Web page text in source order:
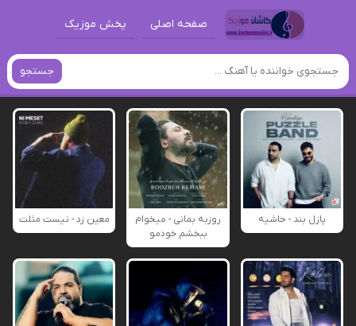
صفحه اصلی پخش موزیک
جستجو
پازل بند - حاشیه
روزبه بمانی - میخوام
ببخشم خودمو
معین زد - نیست مثلت